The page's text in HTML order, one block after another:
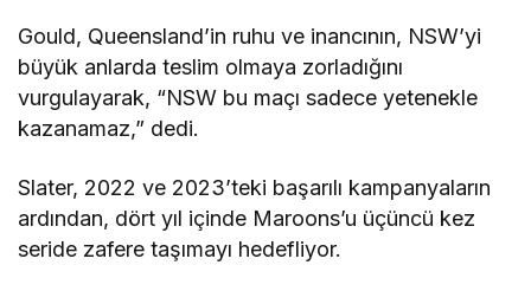
Gould, Queensland’in ruhu ve inancının, NSW’yi
büyük anlarda teslim olmaya zorladığını
vurgulayarak, “NSW bu maçı sadece yetenekle
kazanamaz,” dedi.
Slater, 2022 ve 2023’teki başarılı kampanyaların
ardından, dört yıl içinde Maroons’u üçüncü kez
seride zafere taşımayı hedefliyor.